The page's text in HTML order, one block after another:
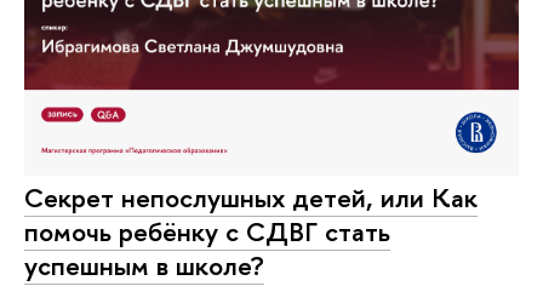
Секрет непослушных детей, или Как
помочь ребёнку с СДВГ стать
успешным в школе?